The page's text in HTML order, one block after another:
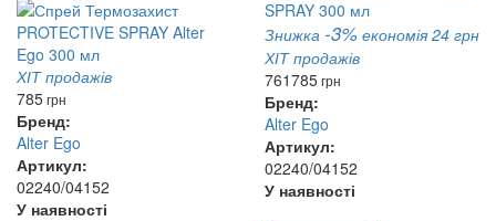
ХІТ продажів
785грн
Бренд:
Alter Ego
Артикул:
02240/04152
У наявності
Знижка -3% економія 24 грн
ХІТ продажів
761785грн
Бренд:
Alter Ego
Артикул:
02240/04152
У наявності